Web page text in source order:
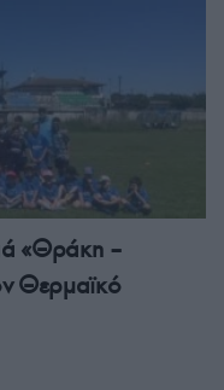
«Θράκη –
Θερμαϊκό